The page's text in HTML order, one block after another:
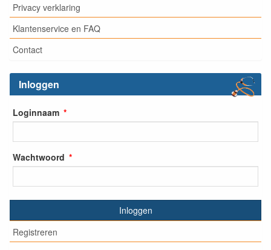
Privacy verklaring
Klantenservice en FAQ
Contact
Inloggen
Loginnaam
Wachtwoord
Inloggen
Registreren